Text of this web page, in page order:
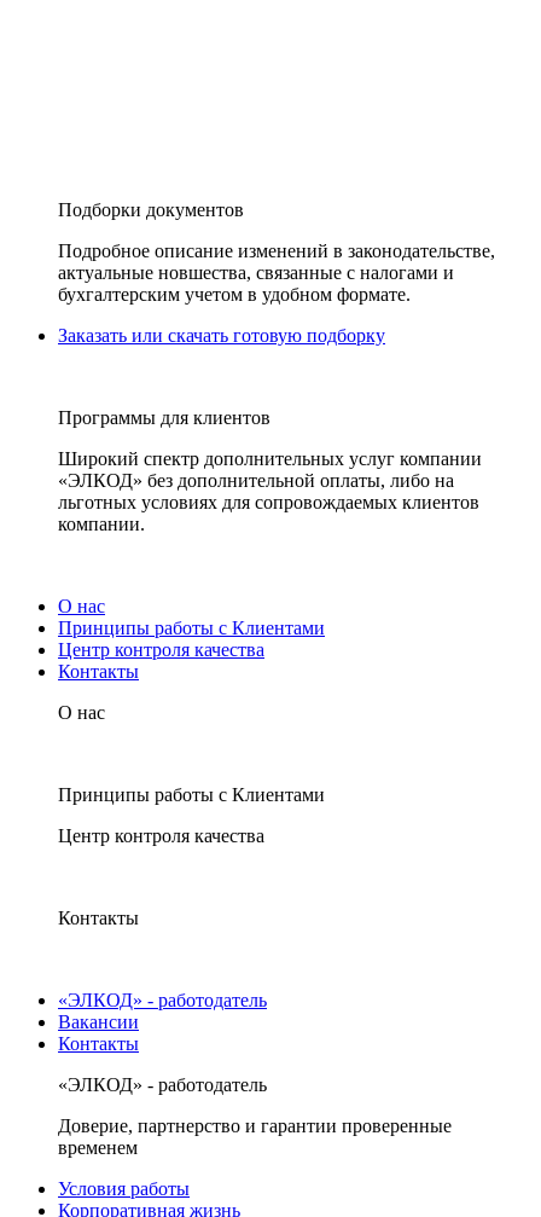
Подборки документов
Подробное описание изменений в законодательстве,
актуальные новшества, связанные с налогами и
бухгалтерским учетом в удобном формате.
Заказать или скачать готовую подборку
Программы для клиентов
Широкий спектр дополнительных услуг компании
«ЭЛКОД» без дополнительной оплаты, либо на
льготных условиях для сопровождаемых клиентов
компании.
О нас
Принципы работы с Клиентами
Центр контроля качества
Контакты
О нас
Принципы работы с Клиентами
Центр контроля качества
Контакты
«ЭЛКОД» - работодатель
Вакансии
Контакты
«ЭЛКОД» - работодатель
Доверие, партнерство и гарантии проверенные
временем
Условия работы
Корпоративная жизнь